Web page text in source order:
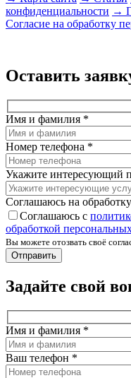
конфиденциальности →
Согласие на обработку
Оставить
Имя и фамилия *
Номер телефона *
Укажите интересующий
Соглашаюсь на
Соглашаюсь с
обработкой
Вы можете отозвать своё
Задайте свой
Имя и фамилия *
Ваш телефон *